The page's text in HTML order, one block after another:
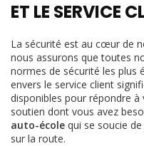
ET LE SERVICE
La sécurité est au cœur de
nous assurons que toutes
normes de sécurité les plus
envers le service client
disponibles pour répondre
soutien dont vous avez
auto-école qui se soucie
sur la route.